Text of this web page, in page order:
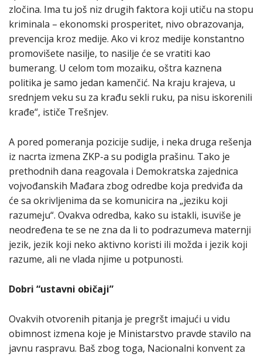
zločina. Ima tu još niz drugih faktora koji utiču na stopu
kriminala – ekonomski prosperitet, nivo obrazovanja,
prevencija kroz medije. Ako vi kroz medije konstantno
promovišete nasilje, to nasilje će se vratiti kao
bumerang. U celom tom mozaiku, oštra kaznena
politika je samo jedan kamenčić. Na kraju krajeva, u
srednjem veku su za krađu sekli ruku, pa nisu iskorenili
krađe“, ističe Trešnjev.
A pored pomeranja pozicije sudije, i neka druga rešenja
iz nacrta izmena ZKP-a su podigla prašinu. Tako je
prethodnih dana reagovala i Demokratska zajednica
vojvođanskih Mađara zbog odredbe koja predviđa da
će sa okrivljenima da se komunicira na „jeziku koji
razumeju“. Ovakva odredba, kako su istakli, isuviše je
neodređena te se ne zna da li to podrazumeva maternji
jezik, jezik koji neko aktivno koristi ili možda i jezik koji
razume, ali ne vlada njime u potpunosti.
Dobri “ustavni običaji”
Ovakvih otvorenih pitanja je pregršt imajući u vidu
obimnost izmena koje je Ministarstvo pravde stavilo na
javnu raspravu. Baš zbog toga, Nacionalni konvent za